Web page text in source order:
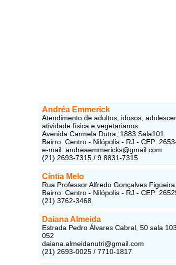
Andréa Emmerick
Atendimento de adultos, idosos,
atividade física e vegetarianos.
Avenida Carmela Dutra, 1883 Sala101
Bairro: Centro - Nilópolis - RJ - CEP:
e-mail: andreaemmericks@gmail.com
(21) 2693-7315 / 9.8831-7315
Cíntia Melo
Rua Professor Alfredo Gonçalves
Bairro: Centro - Nilópolis - RJ - CEP:
(21) 3762-3468
Daiana Almeida
Estrada Pedro Álvares Cabral, 50 sala
052
daiana.almeidanutri@gmail.com
(21) 2693-0025 / 7710-1817